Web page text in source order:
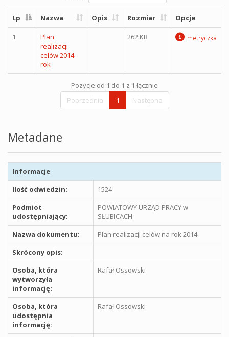
Lp Nazwa Opis Rozmiar Opcje
1
Plan
realizacji
celów 2014
rok
262 KB metryczka
Pozycje od 1 do 1 z 1 łącznie
Poprzednia
1 Następna
Metadane
Informacje
Ilość odwiedzin:
1524
Podmiot
udostępniający:
POWIATOWY URZĄD PRACY w
SŁUBICACH
Nazwa dokumentu:
Plan realizacji celów na rok 2014
Skrócony opis:
Osoba, która
wytworzyła
informację:
Rafał Ossowski
Osoba, która
udostępnia
informację:
Rafał Ossowski